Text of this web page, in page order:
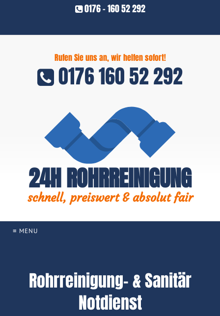
0176 - 160 52 292
Rufen Sie uns an, wir helfen sofort!
0176 160 52 292
24H ROHRREINIGUNG
schnell, preiswert & absolut fair
≡ MENU
Rohrreinigung- & Sanitär
Notdienst